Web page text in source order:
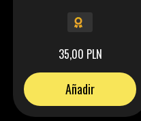
35,00 PLN
Añadir